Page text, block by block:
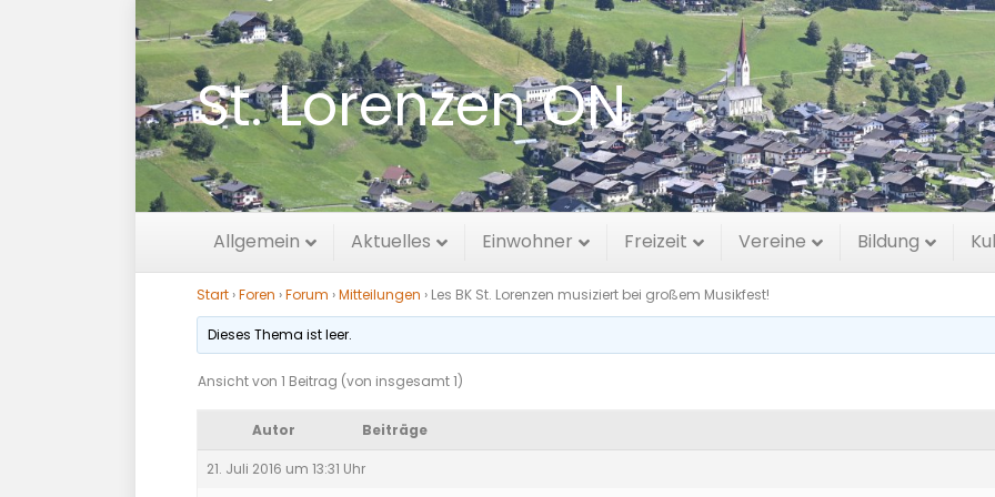
St. Lorenzen ON
Allgemein Aktuelles Einwohner Freizeit Vereine Bildung
Les BK St. Lorenzen musiziert bei
Start ›Foren ›Forum ›Mitteilungen › Les BK St. Lorenzen musiziert bei großem Musikfest!
Dieses Thema ist leer.
Ansicht von 1 Beitrag (von insgesamt 1)
Autor Beiträge
21. Juli 2016 um 13:31 Uhr